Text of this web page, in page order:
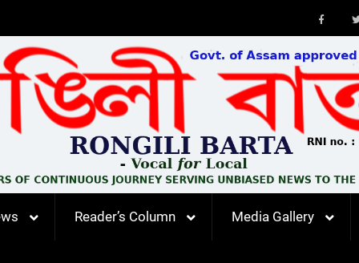
Reader’s Column Media Gallery